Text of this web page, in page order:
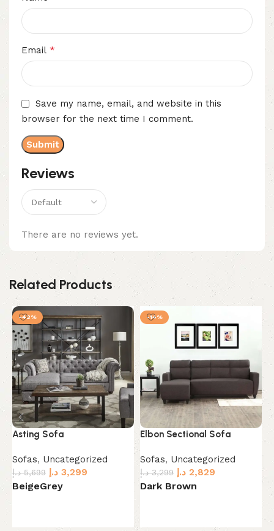
Reviews
There are no reviews yet.
Email *
Save my name, email, and website in this
browser for the next time I comment.
Related Products
-42%
Asting Sofa
Sofas, Uncategorized
5,699 د.إ 3,299 د.إ
BeigeGrey
-14%
Elbon Sectional Sofa
Sofas, Uncategorized
3,299 د.إ 2,829 د.إ
Dark Brown